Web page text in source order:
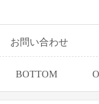
お問い合わせ
BOTTOM